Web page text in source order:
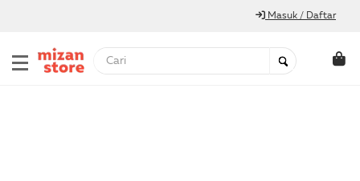
Masuk / Daftar